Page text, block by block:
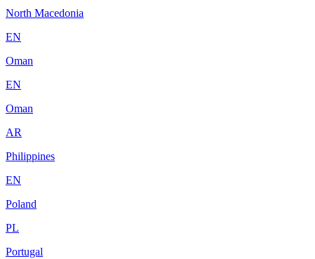
North Macedonia
EN
Oman
EN
Oman
AR
Philippines
EN
Poland
PL
Portugal